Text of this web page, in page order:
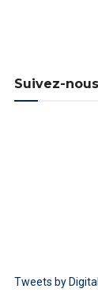
Suivez-
Tweets by